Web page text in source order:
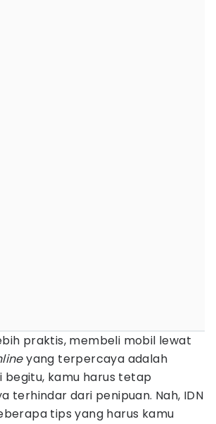
praktis, membeli mobil lewat
yang terpercaya adalah
begitu, kamu harus tetap
terhindar dari penipuan. Nah, IDN
tips yang harus kamu